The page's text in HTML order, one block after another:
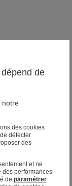
de
notre
des cookies
détecter
des
et ne
des performances
de paramétrer